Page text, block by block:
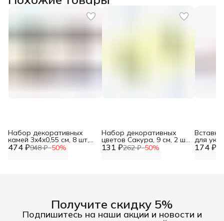
474 ₽948 ₽−50%
Набор декоративных
камей 3x4x0,55 см, 8 шт,
Astra&Craft 131 ₽262 ₽−50%
Набор декоративных
цветов Сакура, 9 см, 2 шт,
Айрис 174 ₽
для
Получите скидку 5%
Подпишитесь на наши акции и новости и